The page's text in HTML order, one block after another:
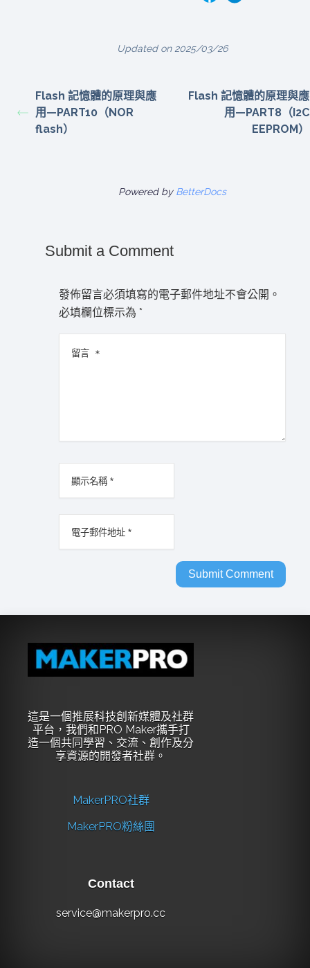
Updated on 2025/03/26
Flash 記憶體的原理與應
用—PART10（NOR
flash）
Flash 記憶體的原理與應
用—PART8（I2C
EEPROM）
Powered by BetterDocs
Submit a Comment
發佈留言必須填寫的電子郵件地址不會公開。
必填欄位標示為 *
這是一個推展科技創新媒體及社群
平台，我們和PRO Maker攜手打
造一個共同學習、交流、創作及分
享資源的開發者社群。
MakerPRO社群
MakerPRO粉絲團
Contact
service@makerpro.cc